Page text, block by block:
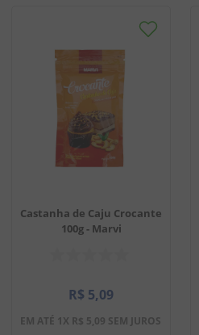
Castanha de Caju Crocante
100g - Marvi
R$ 5,09
EM ATÉ 1X R$ 5,09 SEM JUROS